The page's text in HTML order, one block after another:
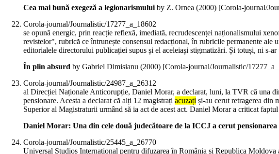
Cea mai bună exegeză a legionarismuluiby Z. Ornea (2000) [Corola-journal/
Corola-journal/Journalistic/17277_a_18602
se opună energic, prin reacție reflexă, imediată, recrudescenței naționalismului
revistelor", rubrică ce întrunește consensul redacțional, în rubricile permanente ale
editorialele directorului publicației supus și el aceleiași stigmatizări. Și totuși, ni s-
În plin absurd by Gabriel Dimisianu (2000) [Corola-journal/Journalistic/
Corola-journal/Journalistic/24987_a_26312
al Direcției Naționale Anticorupție, Daniel Morar, a declarat, luni, la TVR că una
pensionare. Acesta a declarat că alți 12 magistrați acuzați și-au cerut retragerea din
Superior al Magistraturii urmând să ia act de acest act. Daniel Morar a criticat
Daniel Morar: Una din cele două judecătoare de la ICCJ a cerut pensionarea
Corola-journal/Journalistic/25445_a_26770
Universal Studios International pentru difuzarea în România și Republica